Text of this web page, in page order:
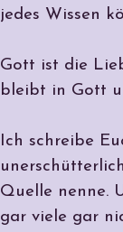
jedes Wissen
Gott ist die
bleibt in Gott
Ich schreibe
Quelle nenne.
gar viele gar